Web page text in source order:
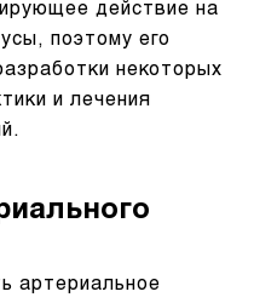
действие на
поэтому его
некоторых
и лечения
артериальное